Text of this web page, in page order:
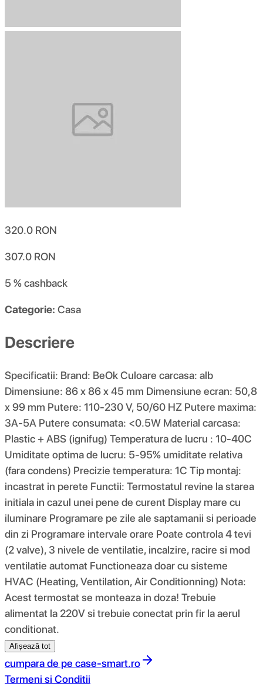
320.0 RON
307.0 RON
5 %cashback
Categorie: Casa
Descriere
Specificatii: Brand: BeOk Culoare carcasa: alb
Dimensiune: 86 x 86 x 45 mm Dimensiune ecran: 50,8
x 99 mm Putere: 110-230 V, 50/60 HZ Putere maxima:
3A-5A Putere consumata: <0.5W Material carcasa:
Plastic + ABS (ignifug) Temperatura de lucru : 10-40C
Umiditate optima de lucru: 5-95% umiditate relativa
(fara condens) Precizie temperatura: 1C Tip montaj:
incastrat in perete Functii: Termostatul revine la starea
initiala in cazul unei pene de curent Display mare cu
iluminare Programare pe zile ale saptamanii si perioade
din zi Programare intervale orare Poate controla 4 tevi
(2 valve), 3 nivele de ventilatie, incalzire, racire si mod
ventilatie automat Functioneaza doar cu sisteme
HVAC (Heating, Ventilation, Air Conditionning) Nota:
Acest termostat se monteaza in doza! Trebuie
alimentat la 220V si trebuie conectat prin fir la aerul
conditionat.
Afișează tot
cumpara de pe case-smart.ro
Termeni si Conditii